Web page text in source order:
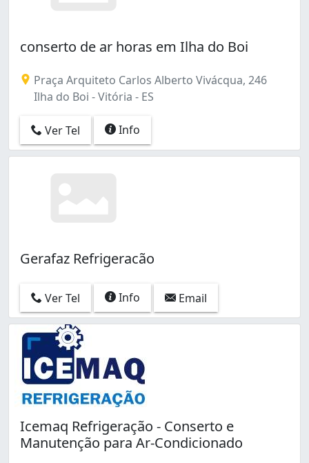
conserto de ar horas em Ilha do Boi
Praça Arquiteto Carlos Alberto Vivácqua, 246
Ilha do Boi - Vitória - ES
Ver Tel Info
Gerafaz Refrigeracão
Ver Tel Info Email
Icemaq Refrigeração - Conserto e
Manutenção para Ar-Condicionado